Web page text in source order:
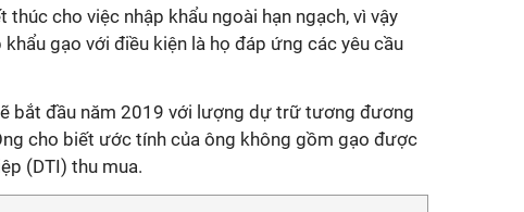
thúc cho việc nhập khẩu ngoài hạn ngạch, vì vậy
gạo với điều kiện là họ đáp ứng các yêu cầu
bắt đầu năm 2019 với lượng dự trữ tương đương
cho biết ước tính của ông không gồm gạo được
(DTI) thu mua.